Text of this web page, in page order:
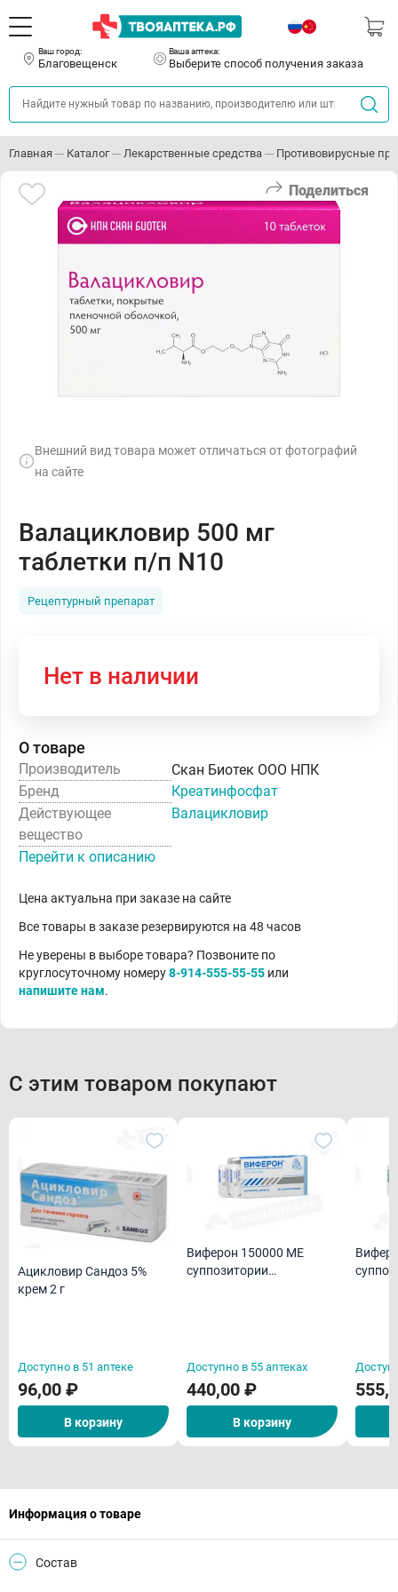
Ваш город:
Благовещенск
Ваша аптека:
Выберите способ получения заказа
Главная Каталог Лекарственные средства Противовирусные
Поделиться
Внешний вид товара может отличаться от фотографий
на сайте
Валацикловир 500 мг
таблетки п/п N10
Рецептурный препарат
Нет в наличии
О товаре
Производитель
Скан Биотек ООО НПК
Бренд
Креатинфосфат
Действующее
вещество
Валацикловир
Перейти к описанию
Цена актуальна при заказе на сайте
Все товары в заказе резервируются на 48 часов
Не уверены в выборе товара? Позвоните по
круглосуточному номеру8-914-555-55-55 или
напишите нам.
С этим товаром покупают
Ацикловир Сандоз 5%
крем 2 г
Доступно в 51 аптеке
96,00 ₽
В корзину
Виферон 150000 МЕ
суппозитории
Доступно в 55 аптеках
440,00 ₽
В корзину
Виферон
Информация о товаре
Состав